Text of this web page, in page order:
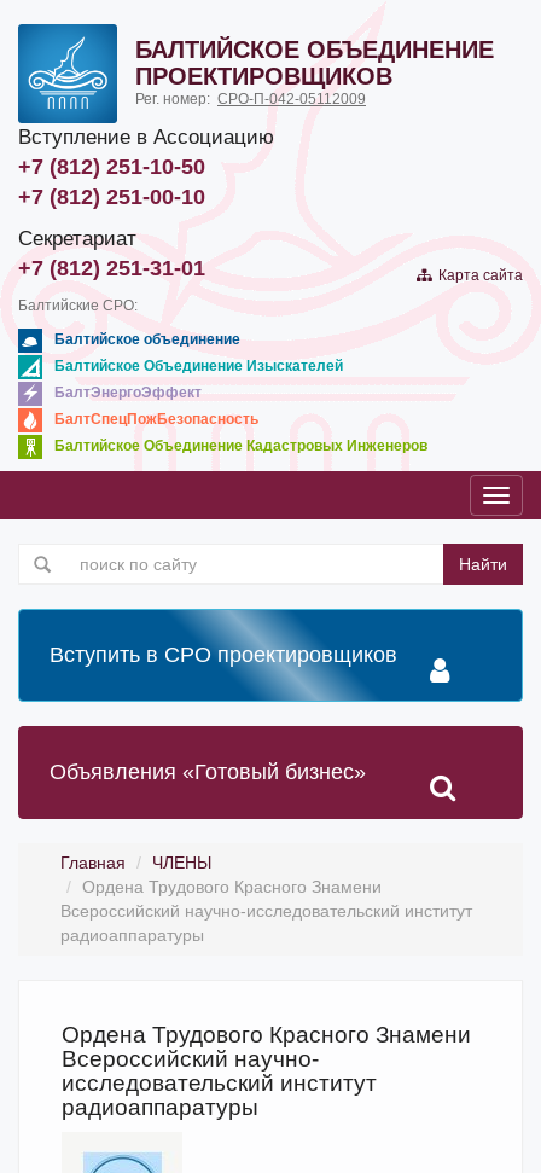
БАЛТИЙСКОЕ ОБЪЕДИНЕНИЕ
ПРОЕКТИРОВЩИКОВ
Рег. номер: СРО-П-042-05112009
Вступление в Ассоциацию
+7 (812) 251-10-50
+7 (812) 251-00-10
Секретариат
+7 (812) 251-31-01
Карта сайта
Балтийские СРО:
Балтийское объединение
Балтийское Объединение Изыскателей
БалтЭнергоЭффект
БалтСпецПожБезопасность
Балтийское Объединение Кадастровых Инженеров
Найти
Вступить в СРО проектировщиков
Объявления «Готовый бизнес»
Главная
ЧЛЕНЫ
Ордена Трудового Красного Знамени
Всероссийский научно-исследовательский институт
радиоаппаратуры
Ордена Трудового Красного Знамени
Всероссийский научно-
исследовательский институт
радиоаппаратуры